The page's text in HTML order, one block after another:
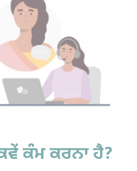
ਕੰਮ ਕਰਨਾ ਹੈ?